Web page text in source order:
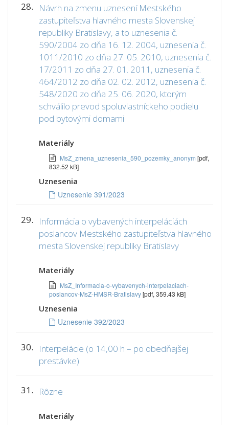
28.
Návrh na zmenu uznesení Mestského
zastupiteľstva hlavného mesta Slovenskej
republiky Bratislavy, a to uznesenia č.
590/2004 zo dňa 16. 12. 2004, uznesenia č.
1011/2010 zo dňa 27. 05. 2010, uznesenia č.
17/2011 zo dňa 27. 01. 2011, uznesenia č.
464/2012 zo dňa 02. 02. 2012, uznesenia č.
548/2020 zo dňa 25. 06. 2020, ktorým
schválilo prevod spoluvlastníckeho podielu
pod bytovými domami
Materiály
MsZ_zmena_uznesenia_590_pozemky_anonym [pdf,
832.52 kB]
Uznesenia
Uznesenie 391/2023
29.
Informácia o vybavených interpeláciách
poslancov Mestského zastupiteľstva hlavného
mesta Slovenskej republiky Bratislavy
Materiály
MsZ_Informacia-o-vybavenych-interpelaciach-
poslancov-MsZ-HMSR-Bratislavy[pdf, 359.43 kB]
Uznesenia
Uznesenie 392/2023
30.
Interpelácie (o 14,00 h – po obedňajšej
prestávke)
31. Rôzne
Materiály